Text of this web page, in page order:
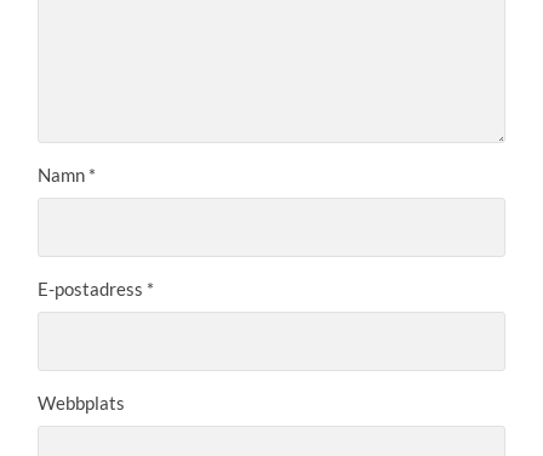
Namn *
E-postadress *
Webbplats